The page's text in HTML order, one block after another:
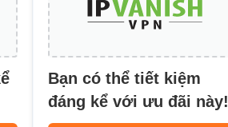
Bạn có thể tiết kiệm
đáng kể với ưu đãi này!